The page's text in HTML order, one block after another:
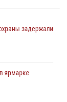
задержали
ярмарке